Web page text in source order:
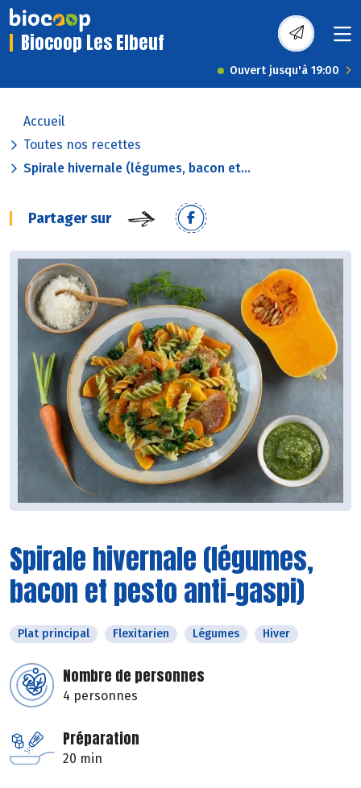
Biocoop Les Elbeuf
Ouvert jusqu'à 19:00
Accueil
Toutes nos recettes
Spirale hivernale (légumes, bacon et...
Partager sur
Spirale hivernale (légumes,
bacon et pesto anti-gaspi)
Plat principal Flexitarien Légumes Hiver
Nombre de personnes
4 personnes
Préparation
20 min